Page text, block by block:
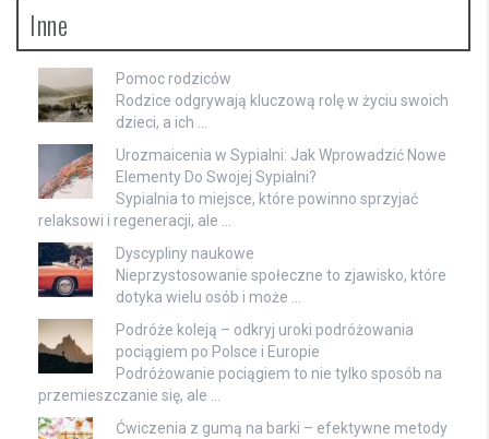
Inne
Pomoc rodziców
Rodzice odgrywają kluczową rolę w życiu swoich
dzieci, a ich …
Urozmaicenia w Sypialni: Jak Wprowadzić Nowe
Elementy Do Swojej Sypialni?
Sypialnia to miejsce, które powinno sprzyjać
relaksowi i regeneracji, ale …
Dyscypliny naukowe
Nieprzystosowanie społeczne to zjawisko, które
dotyka wielu osób i może …
Podróże koleją – odkryj uroki podróżowania
pociągiem po Polsce i Europie
Podróżowanie pociągiem to nie tylko sposób na
przemieszczanie się, ale …
Ćwiczenia z gumą na barki – efektywne metody